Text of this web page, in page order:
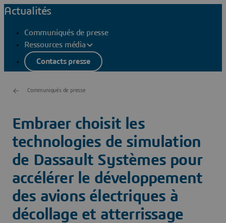
Actualités
Communiqués de presse
Ressources média
Contacts presse
Communiqués de presse
Embraer choisit les
technologies de simulation
de Dassault Systèmes pour
accélérer le développement
des avions électriques à
décollage et atterrissage